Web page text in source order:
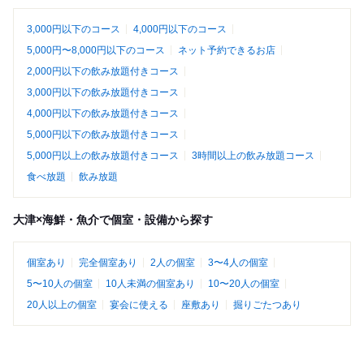
3,000円以下のコース
4,000円以下のコース
5,000円〜8,000円以下のコース
ネット予約できるお店
2,000円以下の飲み放題付きコース
3,000円以下の飲み放題付きコース
4,000円以下の飲み放題付きコース
5,000円以下の飲み放題付きコース
5,000円以上の飲み放題付きコース
3時間以上の飲み放題コース
食べ放題
飲み放題
大津×海鮮・魚介で個室・設備から探す
個室あり 完全個室あり 2人の個室
3〜4人の個室
5〜10人の個室
10人未満の個室あり
10〜20人の個室
20人以上の個室
宴会に使える 座敷あり 掘りごたつあり